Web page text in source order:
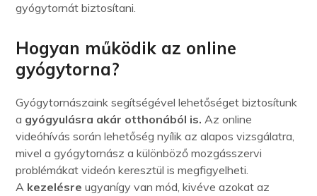
gyógytornát biztosítani.
Hogyan működik az online
gyógytorna?
Gyógytornászaink segítségével lehetőséget biztosítunk
a gyógyulásra akár otthonából is.Az online
videóhívás során lehetőség nyílik az alapos vizsgálatra,
mivel a gyógytornász a különböző mozgásszervi
problémákat videón keresztül is megfigyelheti.
A kezelésre ugyanígy van mód, kivéve azokat az